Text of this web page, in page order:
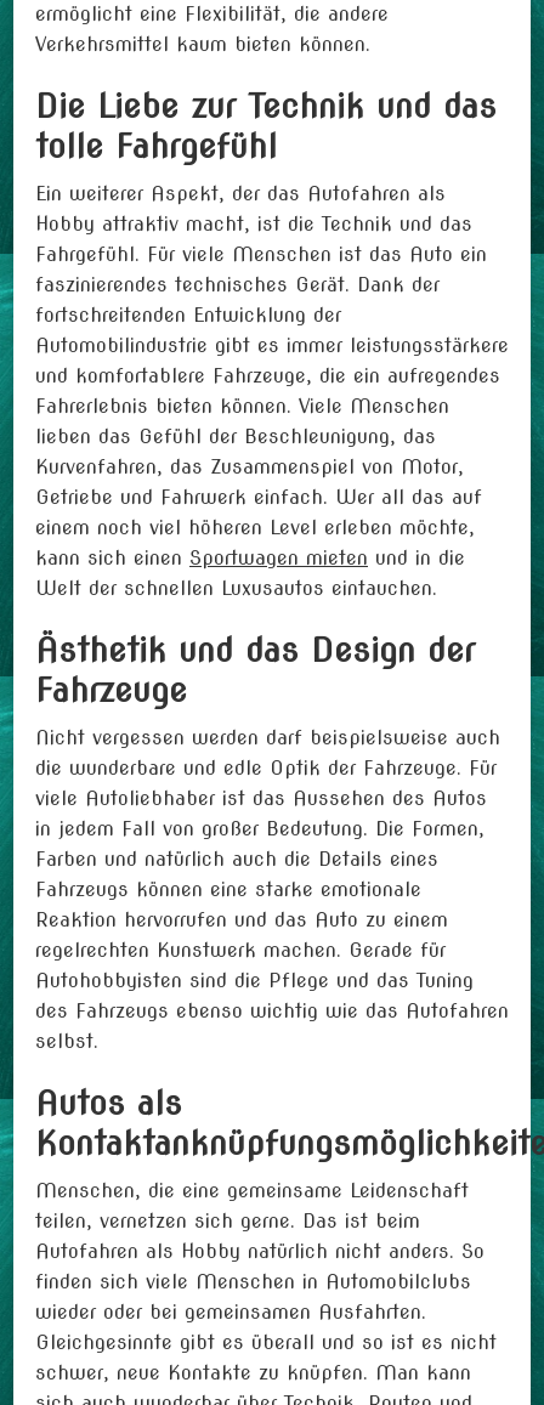
ermöglicht eine Flexibilität, die andere
Verkehrsmittel kaum bieten können.
Die Liebe zur Technik und das
tolle Fahrgefühl
Ein weiterer Aspekt, der das Autofahren als
Hobby attraktiv macht, ist die Technik und das
Fahrgefühl. Für viele Menschen ist das Auto ein
faszinierendes technisches Gerät. Dank der
fortschreitenden Entwicklung der
Automobilindustrie gibt es immer leistungsstärkere
und komfortablere Fahrzeuge, die ein aufregendes
Fahrerlebnis bieten können. Viele Menschen
lieben das Gefühl der Beschleunigung, das
Kurvenfahren, das Zusammenspiel von Motor,
Getriebe und Fahrwerk einfach. Wer all das auf
einem noch viel höheren Level erleben möchte,
kann sich einen Sportwagen mieten und in die
Welt der schnellen Luxusautos eintauchen.
Ästhetik und das Design der
Fahrzeuge
Nicht vergessen werden darf beispielsweise auch
die wunderbare und edle Optik der Fahrzeuge. Für
viele Autoliebhaber ist das Aussehen des Autos
in jedem Fall von großer Bedeutung. Die Formen,
Farben und natürlich auch die Details eines
Fahrzeugs können eine starke emotionale
Reaktion hervorrufen und das Auto zu einem
regelrechten Kunstwerk machen. Gerade für
Autohobbyisten sind die Pflege und das Tuning
des Fahrzeugs ebenso wichtig wie das Autofahren
selbst.
Autos als
Menschen, die eine gemeinsame Leidenschaft
teilen, vernetzen sich gerne. Das ist beim
Autofahren als Hobby natürlich nicht anders. So
finden sich viele Menschen in Automobilclubs
wieder oder bei gemeinsamen Ausfahrten.
Gleichgesinnte gibt es überall und so ist es nicht
schwer, neue Kontakte zu knüpfen. Man kann